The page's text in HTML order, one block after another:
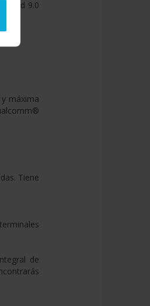
9.0
máxima
Tiene
de